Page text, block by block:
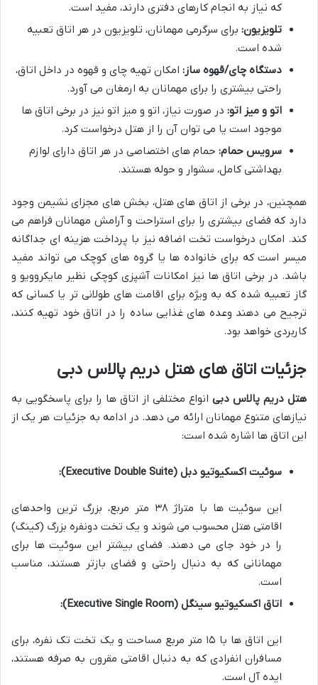
که نیاز به انجام کارهای دفتری دارند، مفید است.
تلویزیون: برای سرگرمی مهمانان، تلویزیون در هر اتاق تعبیه
شده است.
دستگاه چای/قهوه ساز: امکان تهیه چای و قهوه در داخل اتاق،
راحتی بیشتری را برای مهمانان به ارمغان می آورد.
اتو و میز اتو: در صورت نیاز، اتو و میز اتو نیز در برخی اتاق ها
موجود است یا می توان آن را از هتل درخواست کرد.
سرویس حمام: حمام های اختصاصی در هر اتاق دارای لوازم
بهداشتی کامل، سشوار و حوله هستند.
همچنین، در برخی از اتاق های هتل، بخش های مجزای نشیمن وجود
دارد که فضای بیشتری را برای استراحت و آرامش مهمانان فراهم می
کند. امکان درخواست تخت اضافه نیز با پرداخت هزینه ای جداگانه
میسر است که برای خانواده ها یا گروه های کوچک می تواند مفید
باشد. در برخی اتاق ها نیز امکانات آشپزی کوچکی نظیر مایکروویو و
گاز تعبیه شده که به ویژه برای اقامت های طولانی تر یا کسانی که
ترجیح می دهند وعده های غذایی ساده را در اتاق خود تهیه کنند،
کاربردی خواهد بود.
جزئیات اتاق های هتل دریم پالاس دبی
هتل دریم پالاس دبی انواع مختلفی از اتاق ها را برای پاسخگویی به
نیازهای متنوع مهمانان ارائه می دهد. در ادامه به جزئیات هر یک از
این اتاق ها اشاره شده است:
سوئیت اکسکیوتیو دبل (Executive Double Suite):
این سوئیت ها با متراژ ۳۸ متر مربع، بزرگ ترین واحدهای
اقامتی هتل محسوب می شوند و یک تخت دونفره بزرگ (کینگ)
را در خود جای می دهند. فضای بیشتر این سوئیت ها برای
مهمانانی که به دنبال راحتی و فضای بازتر هستند، مناسب
است.
اتاق اکسکیوتیو سینگل (Executive Single Room):
این اتاق ها با ۱۵ متر مربع مساحت و یک تخت تک نفره، برای
مسافران انفرادی که به دنبال اقامتی مقرون به صرفه هستند،
ایده آل است.